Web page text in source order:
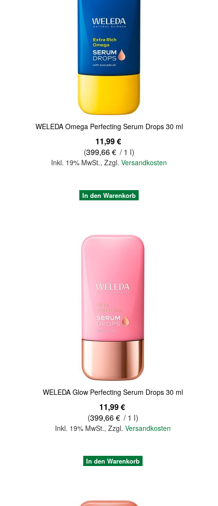
WELEDA Omega Perfecting Serum Drops 30 ml
11,99 €
(399,66 € / 1 l)
Inkl. 19% MwSt., Zzgl. Versandkosten
In den Warenkorb
WELEDA Glow Perfecting Serum Drops 30 ml
11,99 €
(399,66 € / 1 l)
Inkl. 19% MwSt.,Zzgl.Versandkosten
In den Warenkorb